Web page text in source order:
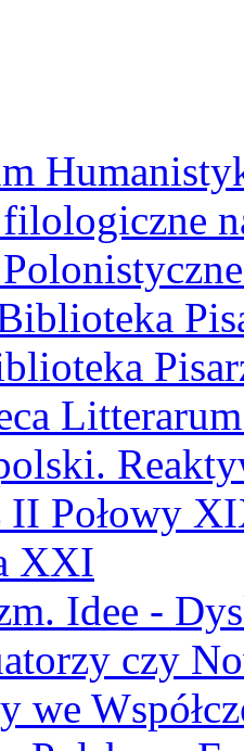
II Połowy
XXI
Idee -
czy
we